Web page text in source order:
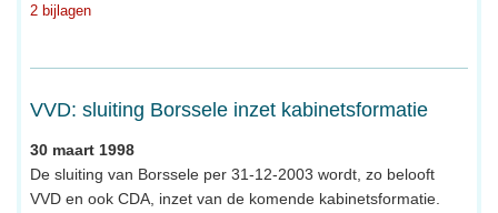
2 bijlagen
VVD: sluiting Borssele inzet kabinetsformatie
30 maart 1998
De sluiting van Borssele per 31-12-2003 wordt, zo belooft
VVD en ook CDA, inzet van de komende kabinetsformatie.